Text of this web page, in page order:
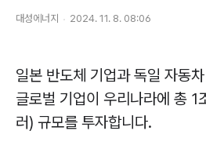
대성에너지 2024. 11. 8. 08:06
일본 반도체 기업과 독일 자동
글로벌 기업이 우리나라에 총 1
러) 규모를 투자합니다.